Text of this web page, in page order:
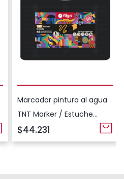
Marcador pintura al agua
TNT Marker / Estuche
plástico x48 colores
surtidos
$44.231